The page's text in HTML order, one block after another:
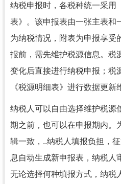
纳税申报时，各税种统一采用
表》。该申报表由一张主表和
为纳税情况，附表为申报享受
报前，需先维护税源信息。税
变化后直接进行纳税申报；税
《税源明细表》进行数据更新
纳税人可以自由选择维护税源
期之前，也可以在申报期内。
辑一致，..纳税人填报负担，
息自动生成新申报表，纳税人
无论选择何种填报方式，纳税